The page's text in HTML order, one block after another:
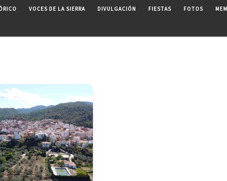
VOCES DE LA SIERRA DIVULGACIÓN FIESTAS FOTOS